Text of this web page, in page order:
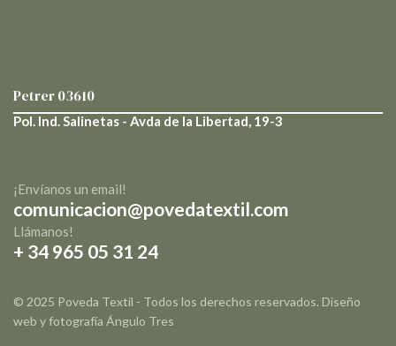
Petrer03610
Pol. Ind. Salinetas - Avda de la Libertad, 19-3
¡Envíanos un email!
comunicacion@povedatextil.com
Llámanos!
+ 34 965 05 31 24
© 2025 Poveda Textil - Todos los derechos reservados. Diseño
web y fotografía Ángulo Tres